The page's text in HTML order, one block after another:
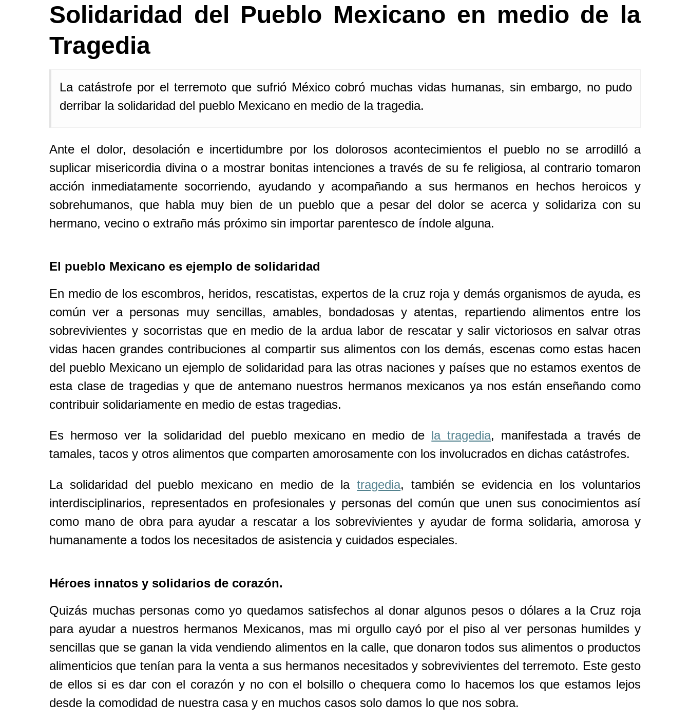
Solidaridad del Pueblo Mexicano en medio de la
Tragedia
La catástrofe por el terremoto que sufrió México cobró muchas vidas humanas, sin embargo, no pudo
derribar la solidaridad del pueblo Mexicano en medio de la tragedia.
Ante el dolor, desolación e incertidumbre por los dolorosos acontecimientos el pueblo no se arrodilló a
suplicar misericordia divina o a mostrar bonitas intenciones a través de su fe religiosa, al contrario tomaron
acción inmediatamente socorriendo, ayudando y acompañando a sus hermanos en hechos heroicos y
sobrehumanos, que habla muy bien de un pueblo que a pesar del dolor se acerca y solidariza con su
hermano, vecino o extraño más próximo sin importar parentesco de índole alguna.
El pueblo Mexicano es ejemplo de solidaridad
En medio de los escombros, heridos, rescatistas, expertos de la cruz roja y demás organismos de ayuda, es
común ver a personas muy sencillas, amables, bondadosas y atentas, repartiendo alimentos entre los
sobrevivientes y socorristas que en medio de la ardua labor de rescatar y salir victoriosos en salvar otras
vidas hacen grandes contribuciones al compartir sus alimentos con los demás, escenas como estas hacen
del pueblo Mexicano un ejemplo de solidaridad para las otras naciones y países que no estamos exentos de
esta clase de tragedias y que de antemano nuestros hermanos mexicanos ya nos están enseñando como
contribuir solidariamente en medio de estas tragedias.
Es hermoso ver la solidaridad del pueblo mexicano en medio de la tragedia, manifestada a través de
tamales, tacos y otros alimentos que comparten amorosamente con los involucrados en dichas catástrofes.
La solidaridad del pueblo mexicano en medio de latragedia, también se evidencia en los voluntarios
interdisciplinarios, representados en profesionales y personas del común que unen sus conocimientos así
como mano de obra para ayudar a rescatar a los sobrevivientes y ayudar de forma solidaria, amorosa y
humanamente a todos los necesitados de asistencia y cuidados especiales.
Héroes innatos y solidarios de corazón.
Quizás muchas personas como yo quedamos satisfechos al donar algunos pesos o dólares a la Cruz roja
para ayudar a nuestros hermanos Mexicanos, mas mi orgullo cayó por el piso al ver personas humildes y
sencillas que se ganan la vida vendiendo alimentos en la calle, que donaron todos sus alimentos o productos
alimenticios que tenían para la venta a sus hermanos necesitados y sobrevivientes del terremoto. Este gesto
de ellos si es dar con el corazón y no con el bolsillo o chequera como lo hacemos los que estamos lejos
desde la comodidad de nuestra casa y en muchos casos solo damos lo que nos sobra.